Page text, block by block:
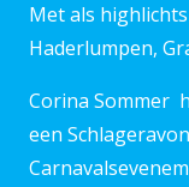
Met als
Haderlumpen,
Corina Sommer
een